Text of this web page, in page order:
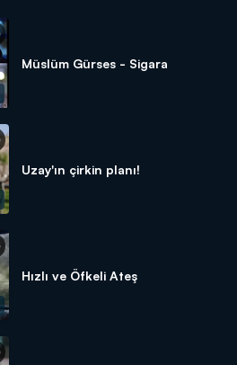
Müslüm Gürses - Sigara
Uzay'ın çirkin planı!
Hızlı ve Öfkeli Ateş